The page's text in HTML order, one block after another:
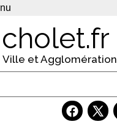
cookies
cholet.fr
Ville et Agglomération